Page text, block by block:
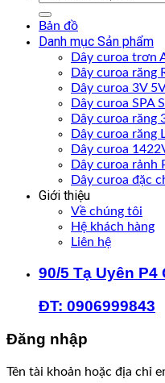
Bản đồ
Danh mục Sản phẩm
Dây curoa trơn
Dây curoa răng
Dây curoa 3V
Dây curoa SPA
Dây curoa răng
Dây curoa răng
Dây curoa
Dây curoa rảnh
Dây curoa đặc
Giới thiệu
Về chúng tôi
Hệ khách hàng
Liên hệ
90/5 Tạ Uyên P4
ĐT: 0906999843
Đăng nhập
Tên tài khoản hoặc địa chỉ